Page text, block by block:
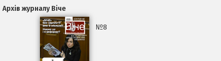
Архів журналу Віче
№8